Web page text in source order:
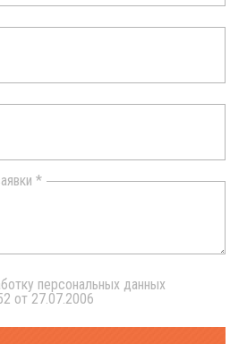
*
персональных данных
от 27.07.2006